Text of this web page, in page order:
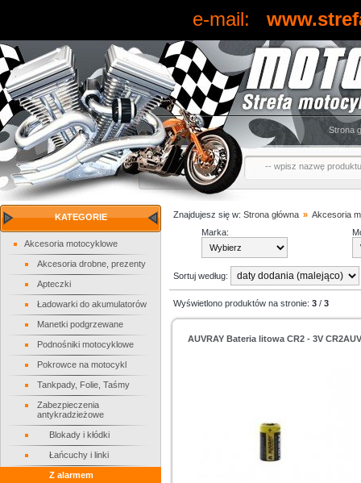
e-mail:
Strona
KATEGORIE
Akcesoria motocyklowe
Akcesoria drobne, prezenty
Apteczki
Ładowarki do akumulatorów
Manetki podgrzewane
Podnośniki motocyklowe
Pokrowce na motocykl
Tankpady, Folie, Taśmy
Zabezpieczenia
antykradzieżowe
Blokady i kłódki
Łańcuchy i linki
Z alarmem
Znajdujesz się w: Strona główna » Akcesoria
Marka:
Sortuj według:
Wyświetlono produktów na stronie: 3 / 3
AUVRAY Bateria litowa CR2 - 3V CR2AUV